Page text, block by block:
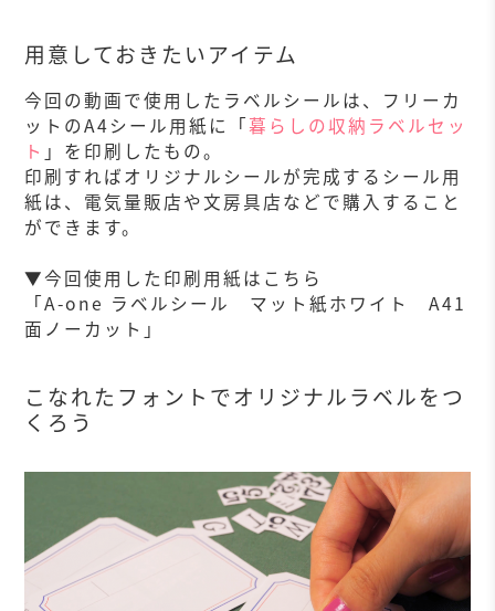
用意しておきたいアイテム
今回の動画で使用したラベルシールは、フリーカ
ットのA4シール用紙に「暮らしの収納ラベルセッ
ト 」を印刷したもの。
印刷すればオリジナルシールが完成するシール用
紙は、電気量販店や文房具店などで購入すること
ができます。
▼今回使用した印刷用紙はこちら
「A-one ラベルシール マット紙ホワイト A41
面ノーカット」
こなれたフォントでオリジナルラベルをつ
くろう